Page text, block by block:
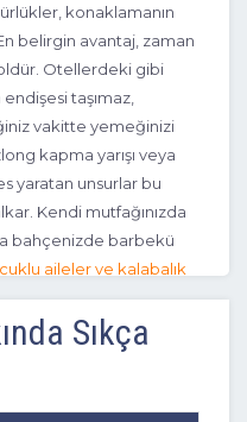
konaklamanın
belirgin avantaj, zaman
Otellerdeki gibi
taşımaz,
vakitte yemeğinizi
kapma yarışı veya
yaratan unsurlar bu
Kendi mutfağınızda
bahçenizde barbekü
aileler ve kalabalık
etkileşimin en
bir ortam sağlar.
kendisinde
attığını ve dinlendiğini
size sadece bir
Sıkça